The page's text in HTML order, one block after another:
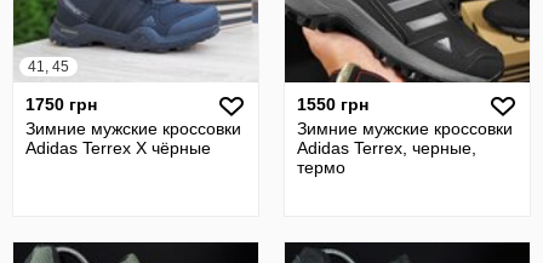
41, 45
1750 грн
Зимние мужские кроссовки
Adidas Terrex X чёрные
1550 грн
Зимние мужские кроссовки
Adidas Terrex, черные,
термо